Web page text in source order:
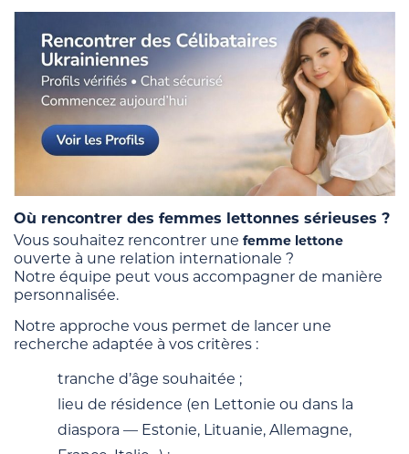
Où rencontrer des femmes lettonnes sérieuses ?
Vous souhaitez rencontrer une femme lettone
ouverte à une relation internationale ?
Notre équipe peut vous accompagner de manière
personnalisée.
Notre approche vous permet de lancer une
recherche adaptée à vos critères :
tranche d’âge souhaitée ;
lieu de résidence (en Lettonie ou dans la
diaspora — Estonie, Lituanie, Allemagne,